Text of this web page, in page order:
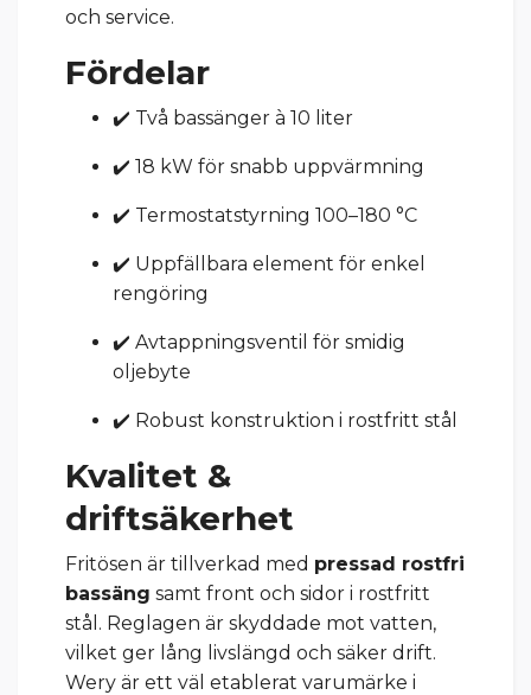
och service.
Fördelar
✔️ Två bassänger à 10 liter
✔️ 18 kW för snabb uppvärmning
✔️ Termostatstyrning 100–180 °C
✔️ Uppfällbara element för enkel
rengöring
✔️ Avtappningsventil för smidig
oljebyte
✔️ Robust konstruktion i rostfritt stål
Kvalitet &
driftsäkerhet
Fritösen är tillverkad med pressad rostfri
bassäng samt front och sidor i rostfritt
stål. Reglagen är skyddade mot vatten,
vilket ger lång livslängd och säker drift.
Wery är ett väl etablerat varumärke i